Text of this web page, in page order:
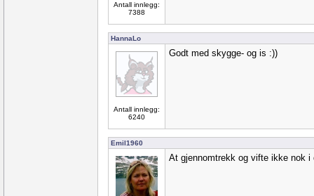
Antall innlegg:
7388
HannaLo
Antall innlegg:
6240
Godt med skygge- og is :))
Emil1960
At gjennomtrekk og vifte ikke nok i